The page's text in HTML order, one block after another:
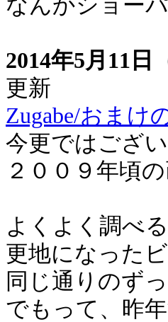
なんかショー
2014年5月11日
更新
Zugabe/おまけ
今更ではござ
２００９年頃
よくよく調べ
更地になった
同じ通りのず
でもって、昨